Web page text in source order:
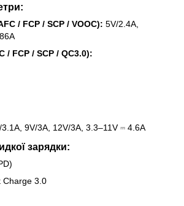
/ FCP / SCP / VOOC): 5V/2.4A,
/ FCP / SCP / QC3.0):
3.1A, 9V/3A, 12V/3A, 3.3–11V ⎓ 4.6A
зарядки:
Charge 3.0